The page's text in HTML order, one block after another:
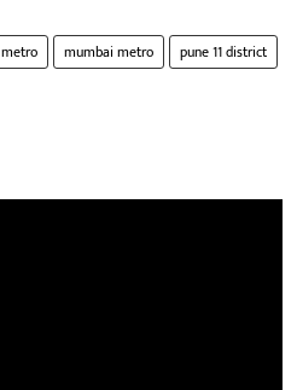
metro mumbai metro
pune 11 district